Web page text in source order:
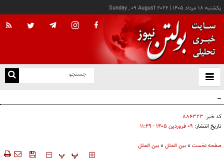
يکشنبه ۱۸ مرداد ۱۴۰۵ |
Sunday , 09 August 2026
باز
و
اردوغان: توافق‌نامه مکه هیچ کشوری را هدف قرار نمی‌دهد
کد خبر: ۸۸۴۳۲۳
تاریخ انتشار: ۰۹ فروردين ۱۴۰۵ - ۱۱:۲۹
صفحه نخست »بین الملل »بین الملل
‍‍‍ پ پ